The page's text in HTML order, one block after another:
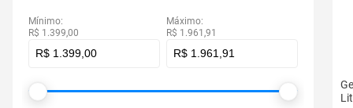
Mínimo:
R$ 1.399,00
Máximo:
R$ 1.961,91